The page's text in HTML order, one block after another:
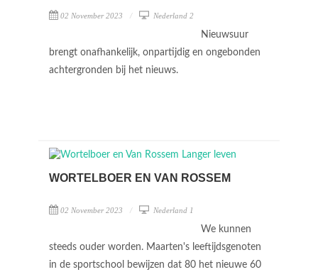
02 November 2023 Nederland 2
Nieuwsuur
brengt onafhankelijk, onpartijdig en ongebonden
achtergronden bij het nieuws.
WORTELBOER EN VAN ROSSEM
02 November 2023 Nederland 1
We kunnen
steeds ouder worden. Maarten's leeftijdsgenoten
in de sportschool bewijzen dat 80 het nieuwe 60